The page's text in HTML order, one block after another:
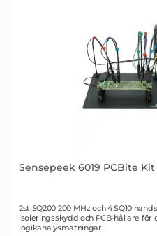
Sensepeek 6019 PCBite Kit
Art. nr 2510
2st SQ200 200 MHz och 4 SQ10
isoleringsskydd och PCB-hållare för
logikanalysmätningar.